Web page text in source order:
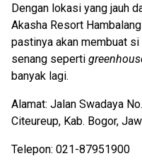
Dengan lokasi yang jauh
Akasha Resort
pastinya akan membuat
senang seperti
banyak lagi.
Alamat: Jalan Swadaya
Citeureup, Kab. Bogor,
Telepon: 021-87951900